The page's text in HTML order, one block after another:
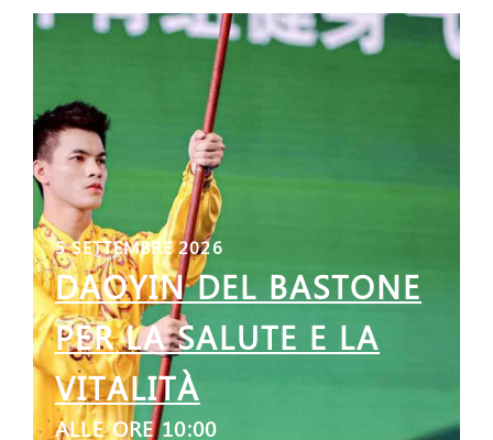
5 SETTEMBRE 2026
DAOYIN DEL BASTONE
PER LA SALUTE E LA
VITALITÀ
ALLE ORE 10:00